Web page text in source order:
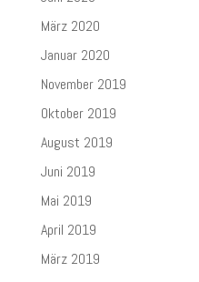
März 2020
Januar 2020
November 2019
Oktober 2019
August 2019
Juni 2019
Mai 2019
April 2019
März 2019